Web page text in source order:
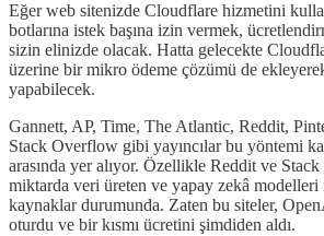
Eğer web sitenizde Cloudflare hizmetini
botlarına istek başına izin vermek,
sizin elinizde olacak. Hatta gelecekte
üzerine bir mikro ödeme çözümü de
yapabilecek.
Gannett, AP, Time, The Atlantic, Reddit,
Stack Overflow gibi yayıncılar bu yöntemi
arasında yer alıyor. Özellikle Reddit ve
miktarda veri üreten ve yapay zekâ
kaynaklar durumunda. Zaten bu siteler,
oturdu ve bir kısmı ücretini şimdiden aldı.